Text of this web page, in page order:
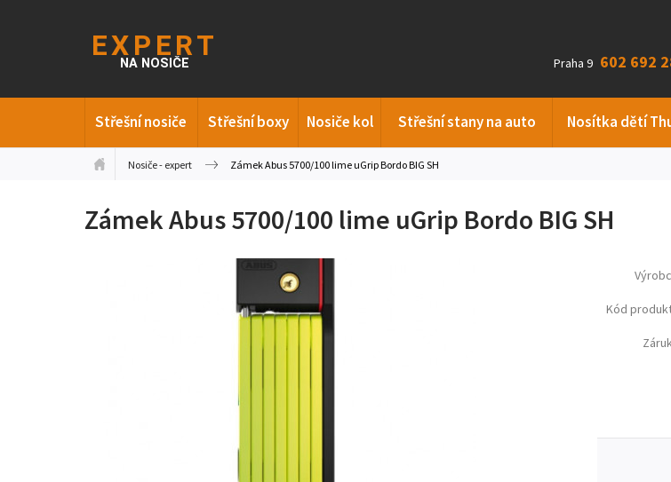
Praha 9 602 692
Střešní nosiče Střešní boxy Nosiče kol Střešní stany na auto Nosítka dětí
Nosiče - expert Zámek Abus 5700/100 lime uGrip Bordo BIG SH
Zámek Abus 5700/100 lime uGrip Bordo BIG SH
Kód